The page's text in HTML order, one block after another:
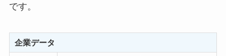
です。
企業データ